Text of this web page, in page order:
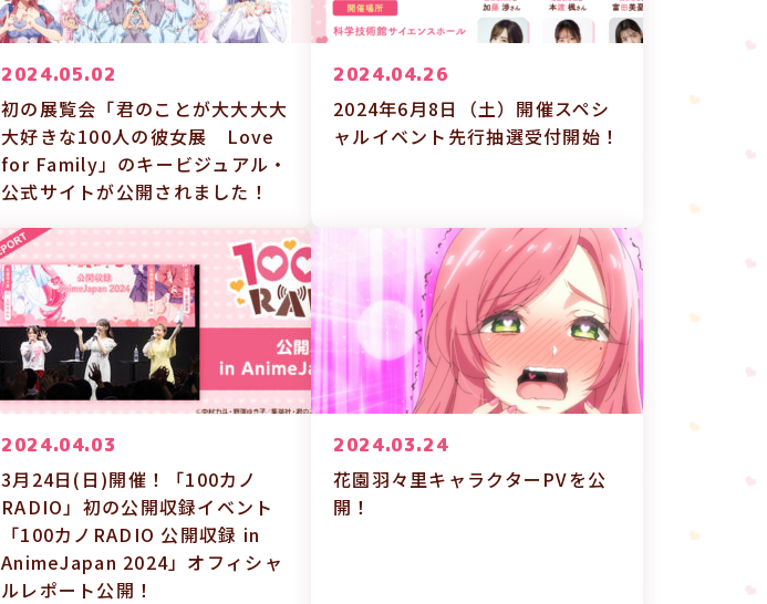
2024.05.02
初の展覧会「君のことが大大大大
大好きな100人の彼女展 Love
for Family」のキービジュアル・
公式サイトが公開されました！
2024.04.26
2024年6月8日（土）開催スペシ
ャルイベント先行抽選受付開始！
2024.04.03
3月24日(日)開催！「100カノ
RADIO」初の公開収録イベント
「100カノRADIO 公開収録 in
AnimeJapan 2024」オフィシャ
ルレポート公開！
2024.03.24
花園羽々里キャラクターPVを公
開！